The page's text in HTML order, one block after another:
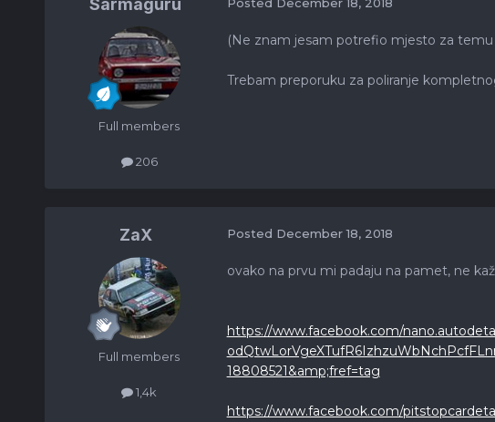
Sarmaguru
Full members
206
(Ne znam jesam potrefio mjesto za
Trebam preporuku za poliranje
ZaX
Full members
1,4k
Posted December 18, 2018
ovako na prvu mi padaju na pamet, ne
https://www.facebook.com/
18808521&amp;fref=tag
https://www.facebook.com/